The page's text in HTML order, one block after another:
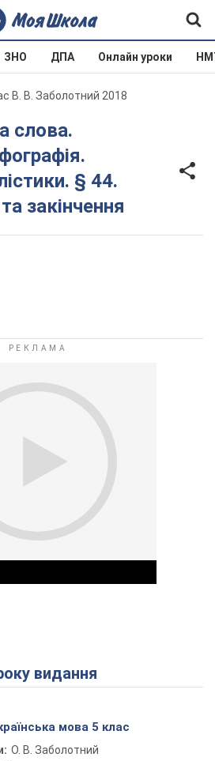
ЗНО ДПА Онлайн уроки
В. В. Заболотний 2018
§ 44.
закінчення
Play Video
видання
мова 5 клас
О. В. Заболотний